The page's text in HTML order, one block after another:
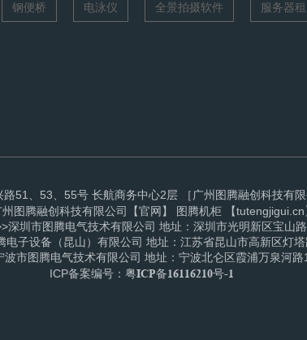
51、53、55号 长航商务中心2层 ［广州图腾融创科技有
图腾融创科技有限公司【官网】 图腾机柜【tutengjigui.cn
深圳市图腾电气技术有限公司 地址：深圳市光明新区宝山
电子设备（昆山）有限公司 地址：江苏省昆山市高新区灯
波市图腾电气技术有限公司 地址：宁波北仑区霞浦万泉河路
ICP备案编号： 粤ICP备16116210号-1
钢便桥 电泳仪 全景拍摄软件 服务器租